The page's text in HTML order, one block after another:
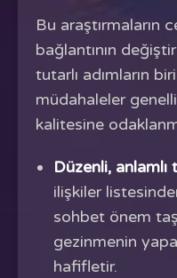
Bu araştırmaların
bağlantının
tutarlı adımların
müdahaleler
kalitesine
Düzenli, anlamlı
ilişkiler
sohbet önem
gezinmenin
hafifletir.